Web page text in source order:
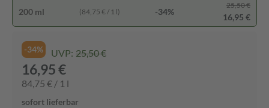
200 ml (84,75 € / 1 l) -34%
25,50 €
16,95 €
-34% UVP: 25,50 €
16,95 €
84,75 € / 1 l
sofort lieferbar